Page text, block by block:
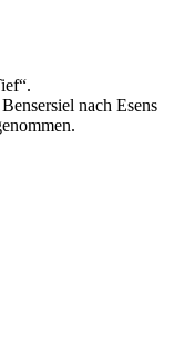
nach Esens